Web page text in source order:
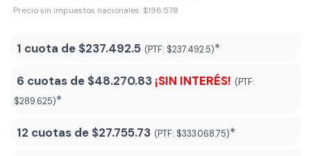
Precio sin impuestos nacionales: $196.578
1 cuota de $237.492.5 (PTF: $237.492.5)*
6 cuotas de $48.270.83 ¡SIN INTERÉS! (PTF:
$289.625)*
12 cuotas de $27.755.73 (PTF: $333.068.75)*